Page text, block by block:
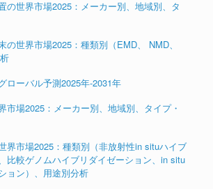
の世界市場2025：メーカー別、地域別、タ
の世界市場2025：種類別（EMD、 NMD、
ローバル予測2025年-2031年
市場2025：メーカー別、地域別、タイプ・
界市場2025：種類別（非放射性in situハイブ
比較ゲノムハイブリダイゼーション、in situ
ョン）、用途別分析